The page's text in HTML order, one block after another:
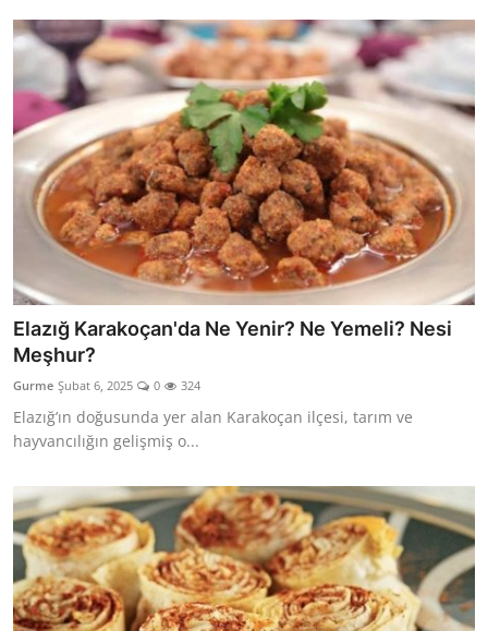
Elazığ Karakoçan'da Ne Yenir? Ne Yemeli? Nesi
Meşhur?
Gurme Şubat 6, 2025 0 324
Elazığ’ın doğusunda yer alan Karakoçan ilçesi, tarım ve
hayvancılığın gelişmiş o...